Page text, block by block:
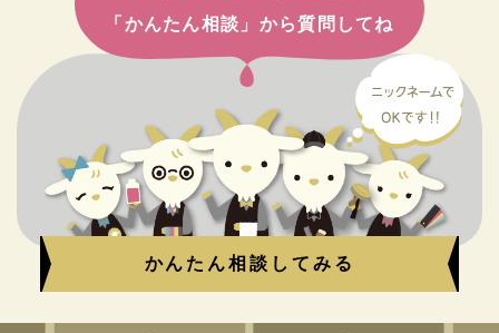
「かんたん相談」から質問してね
かんたん相談してみる